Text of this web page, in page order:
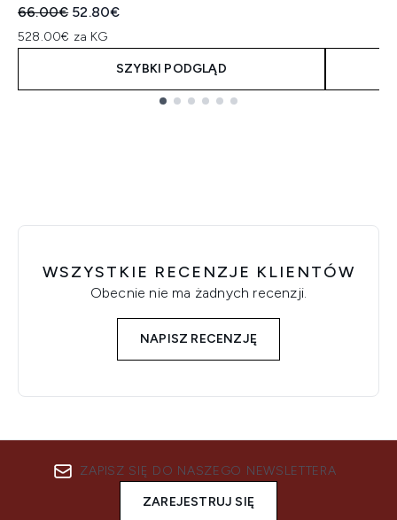
Sugerowana cena detaliczna:
66.00€ Aktualna cena:
52.80€
528.00€ za KG
SZYBKI PODGLĄD
WSZYSTKIE RECENZJE KLIENTÓW
Obecnie nie ma żadnych recenzji.
NAPISZ RECENZJĘ
ZAPISZ SIĘ DO NASZEGO NEWSLETTERA
ZAREJESTRUJ SIĘ